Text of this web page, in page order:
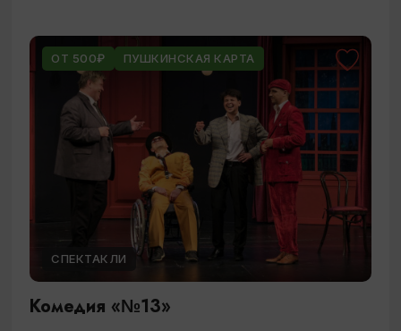
ОТ 500₽ ПУШКИНСКАЯ КАРТА
СПЕКТАКЛИ
Комедия «№13»